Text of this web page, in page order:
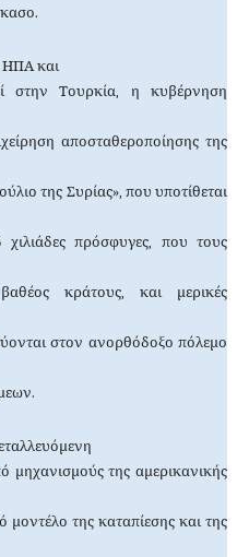
ΗΠΑ και
στην Τουρκία, η κυβέρνηση
αποσταθεροποίησης της
της Συρίας», που υποτίθεται
χιλιάδες πρόσφυγες, που τους
κράτους, και μερικές
στον ανορθόδοξο πόλεμο
μηχανισμούς της αμερικανικής
μοντέλο της καταπίεσης και της